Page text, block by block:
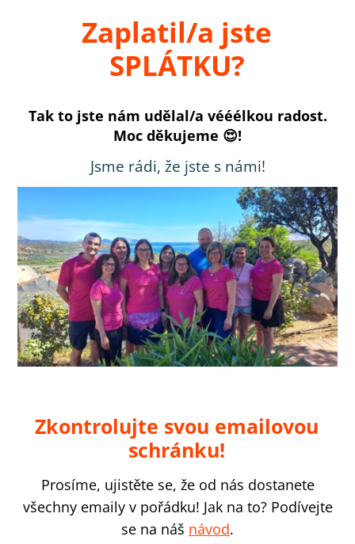
Zaplatil/a jste
SPLÁTKU?
Tak to jste nám udělal/a vééélkou radost.
Moc děkujeme 😍!
Jsme rádi, že jste s námi!
Zkontrolujte svou emailovou
schránku!
Prosíme, ujistěte se, že od nás dostanete
všechny emaily v pořádku! Jak na to? Podívejte
se na náš návod.